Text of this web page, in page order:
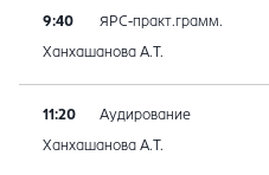
9:40 ЯРС-практ.грамм.
Ханхашанова А.Т.
11:20 Аудирование
Ханхашанова А.Т.